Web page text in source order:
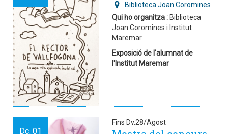
Biblioteca Joan Coromines
Qui ho organitza : Biblioteca
Joan Coromines i Institut
Maremar
Exposició de l'alumnat de
l'Institut Maremar
Dc. 01
Fins Dv.28/Agost